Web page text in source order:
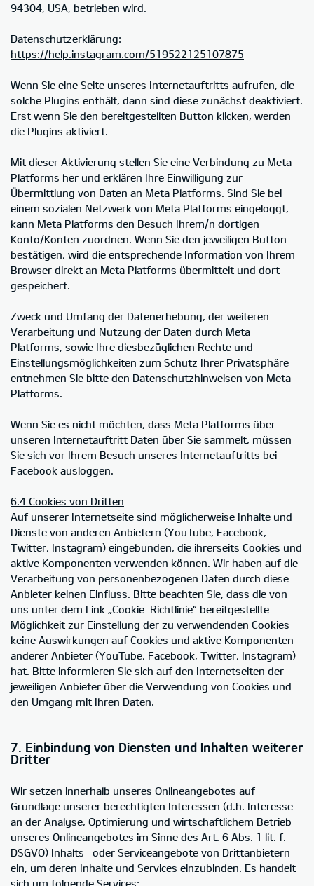
94304, USA, betrieben wird.
Datenschutzerklärung:
https://help.instagram.com/519522125107875
Wenn Sie eine Seite unseres Internetauftritts aufrufen, die
solche Plugins enthält, dann sind diese zunächst deaktiviert.
Erst wenn Sie den bereitgestellten Button klicken, werden
die Plugins aktiviert.
Mit dieser Aktivierung stellen Sie eine Verbindung zu Meta
Platforms her und erklären Ihre Einwilligung zur
Übermittlung von Daten an Meta Platforms. Sind Sie bei
einem sozialen Netzwerk von Meta Platforms eingeloggt,
kann Meta Platforms den Besuch Ihrem/n dortigen
Konto/Konten zuordnen. Wenn Sie den jeweiligen Button
bestätigen, wird die entsprechende Information von Ihrem
Browser direkt an Meta Platforms übermittelt und dort
gespeichert.
Zweck und Umfang der Datenerhebung, der weiteren
Verarbeitung und Nutzung der Daten durch Meta
Platforms, sowie Ihre diesbezüglichen Rechte und
Einstellungsmöglichkeiten zum Schutz Ihrer Privatsphäre
entnehmen Sie bitte den Datenschutzhinweisen von Meta
Platforms.
Wenn Sie es nicht möchten, dass Meta Platforms über
unseren Internetauftritt Daten über Sie sammelt, müssen
Sie sich vor Ihrem Besuch unseres Internetauftritts bei
Facebook ausloggen.
6.4 Cookies von Dritten
Auf unserer Internetseite sind möglicherweise Inhalte und
Dienste von anderen Anbietern (YouTube, Facebook,
Twitter, Instagram) eingebunden, die ihrerseits Cookies und
aktive Komponenten verwenden können. Wir haben auf die
Verarbeitung von personenbezogenen Daten durch diese
Anbieter keinen Einfluss. Bitte beachten Sie, dass die von
uns unter dem Link „Cookie-Richtlinie“ bereitgestellte
Möglichkeit zur Einstellung der zu verwendenden Cookies
keine Auswirkungen auf Cookies und aktive Komponenten
anderer Anbieter (YouTube, Facebook, Twitter, Instagram)
hat. Bitte informieren Sie sich auf den Internetseiten der
jeweiligen Anbieter über die Verwendung von Cookies und
den Umgang mit Ihren Daten.
7. Einbindung von Diensten und Inhalten weiterer
Dritter
Wir setzen innerhalb unseres Onlineangebotes auf
Grundlage unserer berechtigten Interessen (d.h. Interesse
an der Analyse, Optimierung und wirtschaftlichem Betrieb
unseres Onlineangebotes im Sinne des Art. 6 Abs. 1 lit. f.
DSGVO) Inhalts- oder Serviceangebote von Drittanbietern
ein, um deren Inhalte und Services einzubinden. Es handelt
sich um folgende Services: